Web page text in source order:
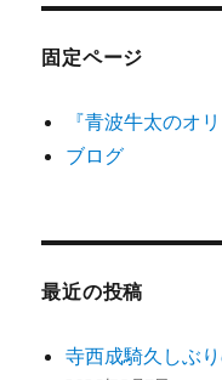
の
ペ
ー
固定ページ
『青波牛太のオ
ブログ
最近の投稿
寺西成騎久しぶ